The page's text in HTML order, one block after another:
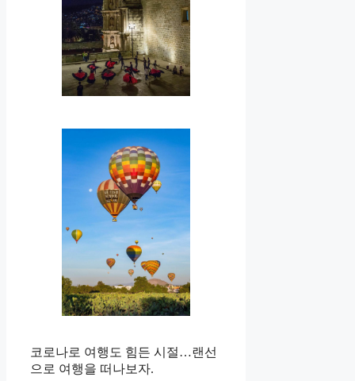
코로나로 여행도 힘든 시절…랜선
으로 여행을 떠나보자.